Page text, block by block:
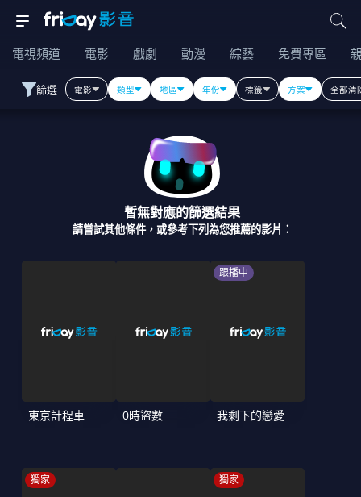
電視頻道 電影 戲劇 動漫 綜藝 免費專區
篩選 電影 類型 地區 年份 標籤 方案 全部清
暫無對應的篩選結果
請嘗試其他條件，或參考下列為您推薦的影片：
東京計程車 0時盜數
跟播中
我剩下的戀愛
獨家 獨家